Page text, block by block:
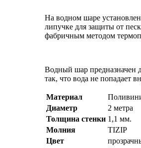
На водном шаре
липучке для защиты от
фабричным методом
Водный шар предназначен
так, что вода не попадает
Материал
Диаметр
2 метра
Толщина стенки 1,1 мм.
Молния
TIZIP
Цвет